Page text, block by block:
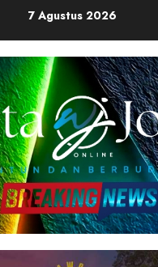
7 Agustus 2026